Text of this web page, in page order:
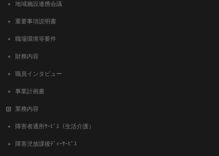
地域施設連携会議
重要事項説明書
職場環境等要件
財務内容
職員インタビュー
事業計画書
業務内容
障害者通所ｻｰﾋﾞｽ（生活介護）
障害児放課後ﾃﾞｨｰｻｰﾋﾞｽ